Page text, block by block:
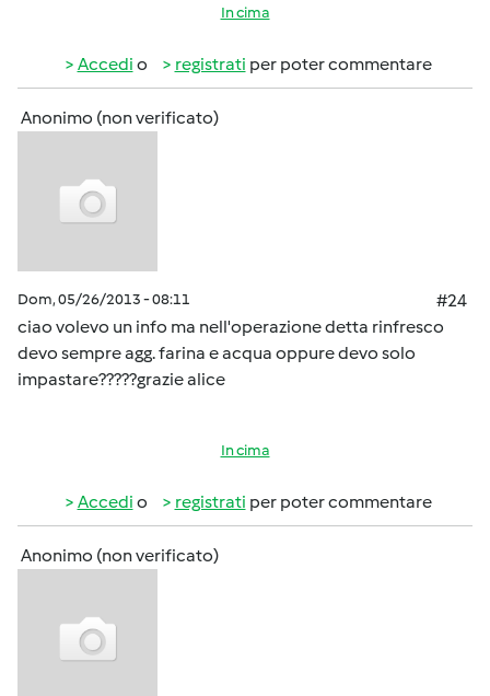
In cima
Accedi o registrati per poter commentare
Anonimo (non verificato)
Dom, 05/26/2013 - 08:11
#24
ciao volevo un info ma nell'operazione detta rinfresco
devo sempre agg. farina e acqua oppure devo solo
impastare?????grazie alice
In cima
Accedi o registrati per poter commentare
Anonimo (non verificato)